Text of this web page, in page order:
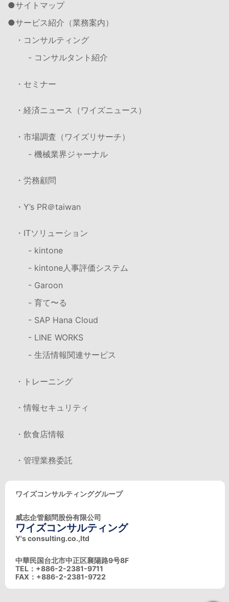
サイトマップ
サービス紹介（業務案内）
・コンサルティング
- コンサルタント紹介
・セミナー
・経済ニュース（ワイズニュース）
・市場調査（ワイズリサーチ）
- 機械業界ジャーナル
・労務顧問
・Y’s PR＠taiwan
・ITソリューション
- kintone
- kintone人事評価システム
- Garoon
- 育て〜る
- SAP Hana Cloud
- LINE WORKS
- 生活情報関連サービス
・トレーニング
・情報セキュリティ
・飲食店情報
・管理業務委託
ワイズコンサルティンググループ
威志企管顧問股份有限公司
ワイズコンサルティング
Y's consulting.co.,ltd
中華民国台北市中正区襄陽路9号8F
TEL：+886-2-2381-9711
FAX：+886-2-2381-9722